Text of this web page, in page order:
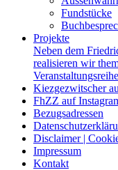
Fundstücke
Projekte
Neben dem
realisieren wir
Kiezgezwitscher
FhZZ auf
Bezugsadressen
Disclaimer |
Impressum
Kontakt